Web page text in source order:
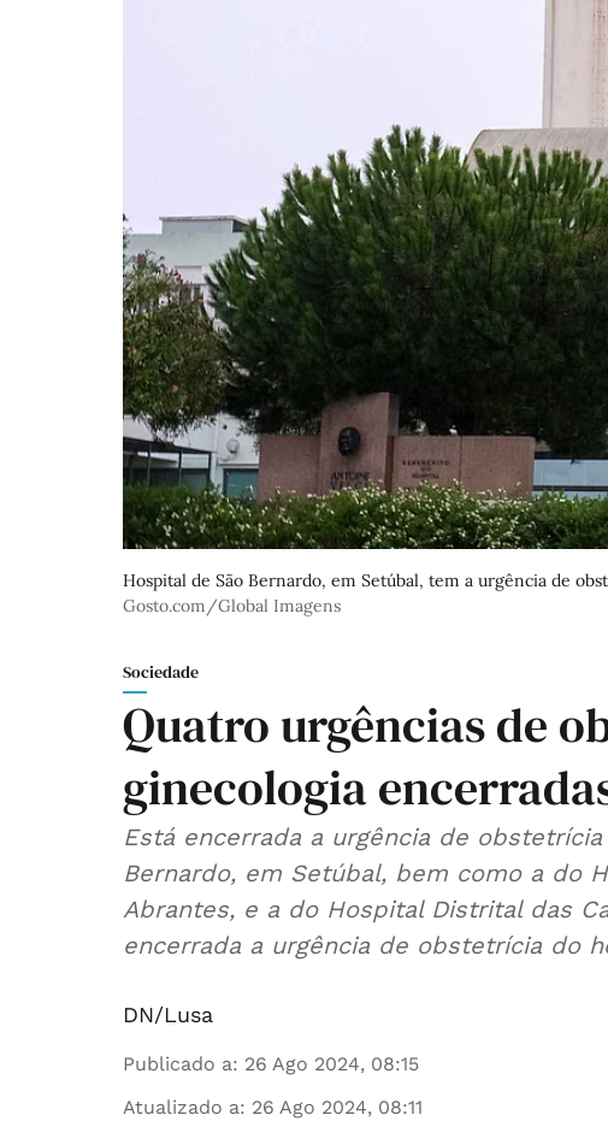
Hospital de São Bernardo, em Setúbal, tem a urgência de
Gosto.com/Global Imagens
Sociedade
Quatro urgências de
ginecologia
Está encerrada a urgência de
Bernardo, em Setúbal, bem como a do
Abrantes, e a do Hospital Distrital das
encerrada a urgência de obstetrícia do
DN/Lusa
Publicado a: 26 Ago 2024, 08:15
Atualizado a: 26 Ago 2024, 08:11